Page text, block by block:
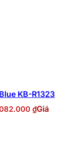
KB-R1323
₫Giá